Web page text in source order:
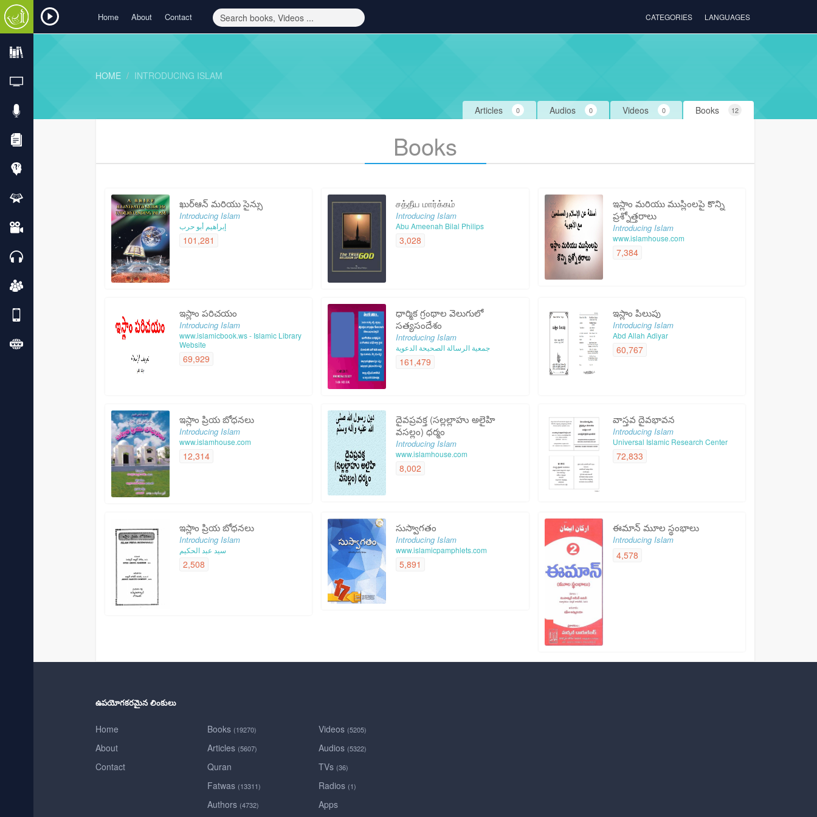
Home About Contact CATEGORIES LANGUAGES
HOME INTRODUCING ISLAM
Books 12
Videos 0
Audios 0
Articles 0
Books
ఖుర్ఆన్ మరియు సైన్సు
Introducing Islam
إبراهيم أبو حرب
101,281
சத்தீய மார்க்கம்
Introducing Islam
Abu Ameenah Bilal Philips
3,028
ఇస్లాం మరియు ముస్లింలపై కొన్ని
ప్రశ్నోత్తరాలు
Introducing Islam
www.islamhouse.com
7,384
ఇస్లాం పరిచయం
Introducing Islam
www.islamicbook.ws - Islamic Library
Website
69,929
ధార్మిక గ్రంథాల వెలుగులో
సత్యసందేశం
Introducing Islam
جمعية الرسالة الصحيحة الدعوية
161,479
ఇస్లాం పిలుపు
Introducing Islam
Abd Allah Adiyar
60,767
ఇస్లాం ప్రియ బోధనలు
Introducing Islam
www.islamhouse.com
12,314
దైవప్రవక్త (సల్లల్లాహు అలైహి
వసల్లం) ధర్మం
Introducing Islam
www.islamhouse.com
8,002
వాస్తవ దైవభావన
Introducing Islam
Universal Islamic Research Center
72,833
ఇస్లాం ప్రియ బోధనలు
Introducing Islam
سيد عبد الحكيم
2,508
సుస్వాగతం
Introducing Islam
www.islamicpamphlets.com
5,891
ఈమాన్ మూల స్థంభాలు
Introducing Islam
4,578
ఉపయోగకరమైన లింకులు
Home
About
Contact
Books (19270)
Articles (5607)
Quran
Fatwas (13311)
Authors (4732)
Videos (5205)
Audios (5322)
TVs (36)
Radios (1)
Apps